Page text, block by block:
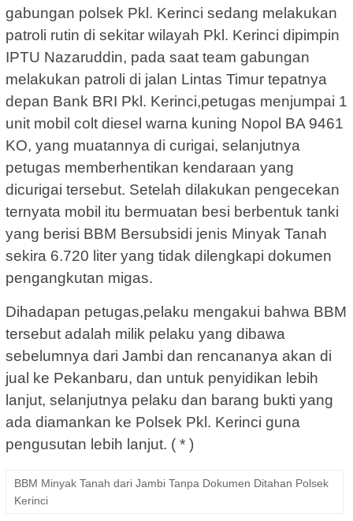
gabungan polsek Pkl. Kerinci sedang melakukan
patroli rutin di sekitar wilayah Pkl. Kerinci dipimpin
IPTU Nazaruddin, pada saat team gabungan
melakukan patroli di jalan Lintas Timur tepatnya
depan Bank BRI Pkl. Kerinci,petugas menjumpai 1
unit mobil colt diesel warna kuning Nopol BA 9461
KO, yang muatannya di curigai, selanjutnya
petugas memberhentikan kendaraan yang
dicurigai tersebut. Setelah dilakukan pengecekan
ternyata mobil itu bermuatan besi berbentuk tanki
yang berisi BBM Bersubsidi jenis Minyak Tanah
sekira 6.720 liter yang tidak dilengkapi dokumen
pengangkutan migas.
Dihadapan petugas,pelaku mengakui bahwa BBM
tersebut adalah milik pelaku yang dibawa
sebelumnya dari Jambi dan rencananya akan di
jual ke Pekanbaru, dan untuk penyidikan lebih
lanjut, selanjutnya pelaku dan barang bukti yang
ada diamankan ke Polsek Pkl. Kerinci guna
pengusutan lebih lanjut. ( * )
BBM Minyak Tanah dari Jambi Tanpa Dokumen Ditahan Polsek
Kerinci